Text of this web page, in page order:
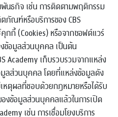
นธกิจ เช่น การติดตามพฤติกรรม
ตภัณฑ์หรือบริการของ CBS
กกี้ (Cookies) หรือจากซอฟต์แวร์
ข้อมูลส่วนบุคคล เป็นต้น
Academy เก็บรวบรวมจากแหล่ง
มูลส่วนบุคคล โดยที่แหล่งข้อมูลดัง
หตุผลที่ชอบด้วยกฎหมายหรือได้รับ
งข้อมูลส่วนบุคคลแล้วในการเปิด
เช่น การเชื่อมโยงบริการ